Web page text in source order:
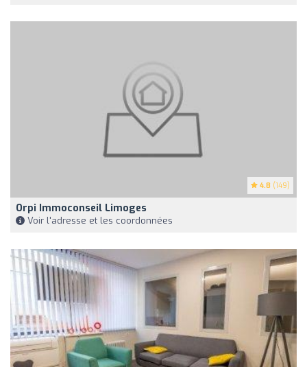
4.8 (149)
Orpi Immoconseil Limoges
Voir l'adresse et les coordonnées